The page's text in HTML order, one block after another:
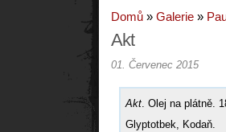
Domů » Galerie »
Akt
01. Červenec 2015
Akt . Olej na plátně.
Glyptotbek, Kodaň.